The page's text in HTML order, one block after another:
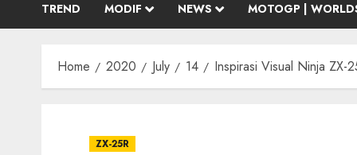
TREND MODIF NEWS MOTOGP |
Home 2020 July 14 Inspirasi Visual Ninja ZX-
ZX-25R